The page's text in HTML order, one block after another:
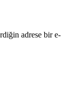
adrese bir e-